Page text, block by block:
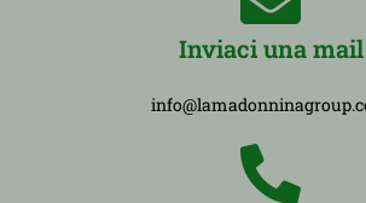
Inviaci una mail